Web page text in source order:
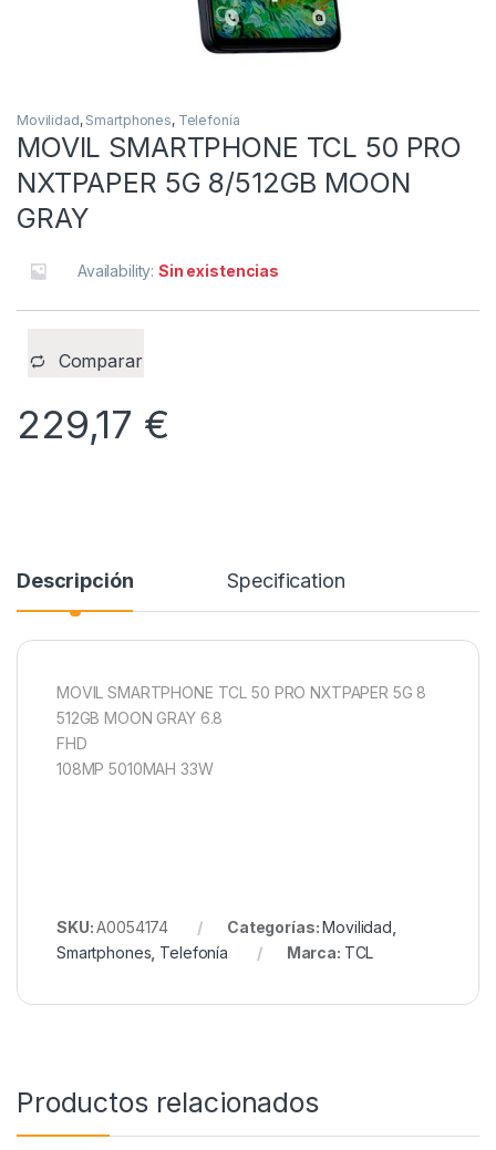
Movilidad, Smartphones, Telefonía
MOVIL SMARTPHONE TCL 50 PRO
NXTPAPER 5G 8/512GB MOON
GRAY
Availability:Sin existencias
Comparar
229,17 €
Descripción Specification
MOVIL SMARTPHONE TCL 50 PRO NXTPAPER 5G 8
512GB MOON GRAY 6.8
FHD
108MP 5010MAH 33W
SKU:A0054174 Categorías:Movilidad
Smartphones Telefonía Marca: TCL
Productos relacionados